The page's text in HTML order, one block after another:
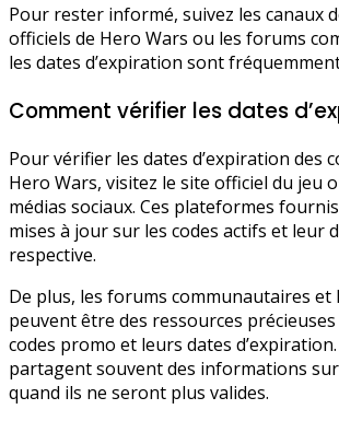
Pour rester informé, suivez les canaux
officiels de Hero Wars ou les forums
les dates d’expiration sont
Comment vérifier les dates
Pour vérifier les dates d’expiration des
Hero Wars, visitez le site officiel du jeu
médias sociaux. Ces plateformes
mises à jour sur les codes actifs et leur
respective.
De plus, les forums communautaires et
peuvent être des ressources
codes promo et leurs dates
partagent souvent des informations
quand ils ne seront plus valides.